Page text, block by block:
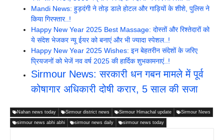
Mandi News: हुड़दंगी ने तोड़ डाले होटल और गाड़ियों के शीशे, पुलिस ने
किया गिरफ्तार..!
Happy New Year 2025 Best Massage: दोस्तों और रिश्तेदारों को
ये संदेश भेजकर न्यू ईयर को बनाएं औरभी ज्यादा स्पेशल..!
Happy New Year 2025 Wishes: इन बेहतरीन संदेशों के जरिए
प्रियजनों को भेजें नव वर्ष 2025 की हार्दिक शुभकामनाएं..!
Sirmour News: सरकारी धन गबन मामले में पूर्व
कोषागार अधिकारी दोषी करार, 5 साल की सजा
Nahan news today Sirmour district news Sirmour Himachal update Sirmour News
sirmour news abhi abhi sirmour news daily sirmour news today